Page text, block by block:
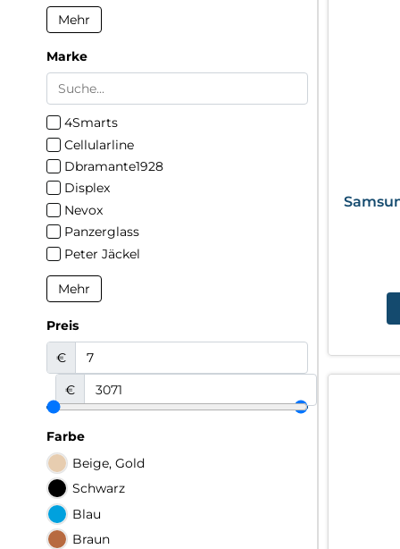
Mehr
Marke
4Smarts
Cellularline
Dbramante1928
Displex
Nevox
Panzerglass
Peter Jäckel
Mehr
Preis
€
€
Farbe
Beige, Gold
Schwarz
Blau
Braun